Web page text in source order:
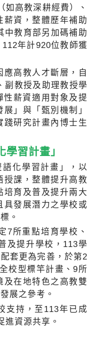
如高教深耕經費）、
薪資，整體歷年補助
教育部另加碼補助
年計920位教師獲
高教人才斷層，自
副教授及助理教授學
性薪資適用對象及提
」與「甄別機制」
研究計畫內博士生
習計畫」
化學習計畫」，以
授課，整體提升高教
培育及普及提升兩大
具發展潛力之學校或
。
7所重點培育學校、
及提升學校，113學
套更為完善，於第2
校型標竿計畫、9所
及在地特色之高教雙
展之參考。
支持，至113年已成
進資源共享。